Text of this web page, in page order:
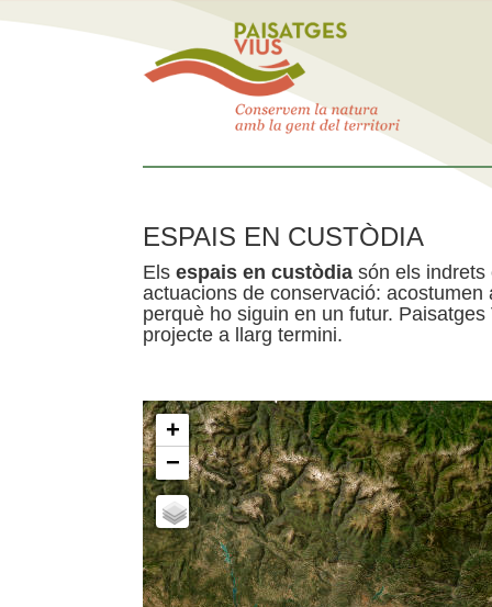
ESPAIS EN CUSTÒDIA
Els espais en custòdia són els indrets
actuacions de conservació:
perquè ho siguin en un futur.
projecte a llarg termini.
+
−